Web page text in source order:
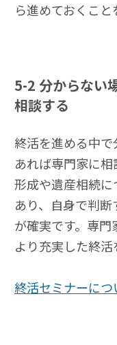
ら進めておくこと
5-2 分からない
相談する
終活を進める中
あれば専門家に
形成や遺産相続
あり、自身で判
が確実です。専門
より充実した終活
終活セミナーに